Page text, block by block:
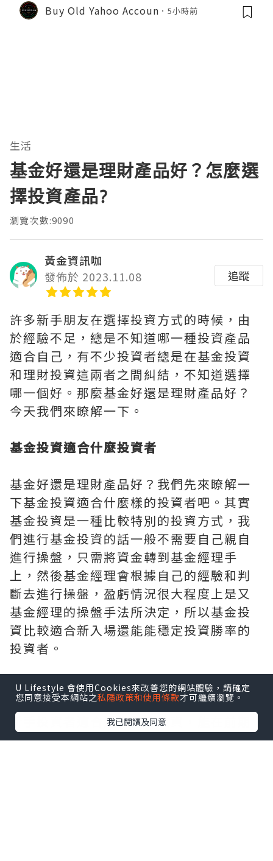
Buy Old Yahoo Accoun 5小時前
生活
基金好還是理財產品好？怎麼選
擇投資產品?
瀏覽次數:9090
黃金資訊咖
發佈於 2023.11.08
追蹤
許多新手朋友在選擇投資方式的時候，由
於經驗不足，總是不知道哪一種投資產品
適合自己，有不少投資者總是在基金投資
和理財投資這兩者之間糾結，不知道選擇
哪一個好。那麼基金好還是理財產品好？
今天我們來瞭解一下。
基金投資適合什麼投資者
基金好還是理財產品好？我們先來瞭解一
下基金投資適合什麼樣的投資者吧。其實
基金投資是一種比較特別的投資方式，我
們進行基金投資的話一般不需要自己親自
進行操盤，只需將資金轉到基金經理手
上，然後基金經理會根據自己的經驗和判
斷去進行操盤，盈虧情況很大程度上是又
基金經理的操盤手法所決定，所以基金投
資比較適合新入場還能能穩定投資勝率的
投資者。
哪些朋友適合理財投資
新手投資者適合進行基金投資，能在前期
更好的進行過渡。而對於經驗豐富的投資
U Lifestyle 會使用Cookies來改善您的網站體驗，請確定
您同意接受本網站之私隱政策和使用條款才可繼續瀏覽。
我已閱讀及同意